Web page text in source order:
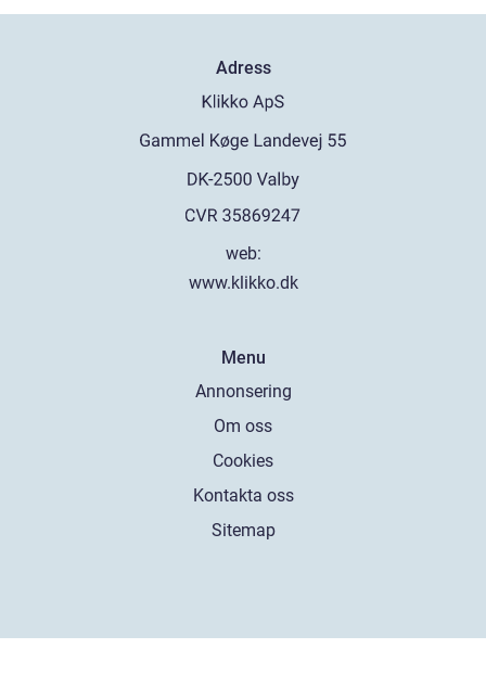
Adress
web:
www.klikko.dk
Menu
Annonsering
Om oss
Cookies
Kontakta oss
Sitemap